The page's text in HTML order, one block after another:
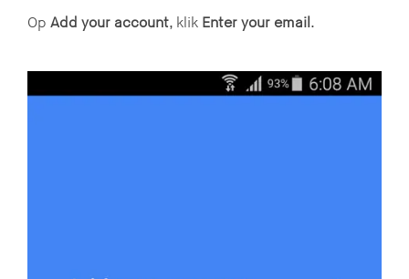
Op Add your account, klik Enter your email.